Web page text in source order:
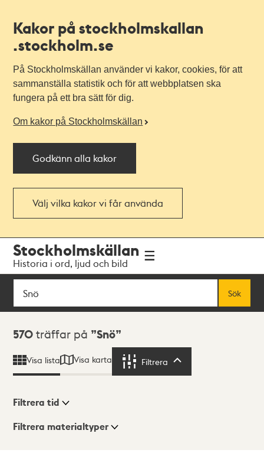
Kakor på stockholmskallan
.stockholm.se
På Stockholmskällan använder vi kakor, cookies, för att
sammanställa statistik och för att webbplatsen ska
fungera på ett bra sätt för dig.
Om kakor på Stockholmskällan
Godkänn alla kakor
Välj vilka kakor vi får använda
navigationen
huvudinnehållet
Stockholmskällan
Historia i ord, ljud och bild
Sök
Sök
Sökresultat
570 träffar på Snö
Visa lista Visa karta Filtrera
Visningsläge
Filtrera tid
Filtrera materialtyper